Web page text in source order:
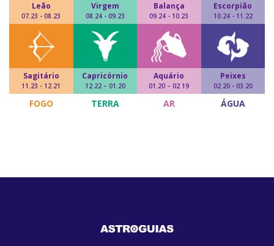
Leão
07.23 - 08.23
Virgem
08.24 - 09.23
Balança
09.24 - 10.23
Escorpião
10.24 - 11.22
Sagitário
11.23 - 12.21
Capricórnio
12.22 – 01.20
Aquário
01.20 – 02.19
Peixes
02.20 - 03.20
FOGO TERRA AR ÁGUA